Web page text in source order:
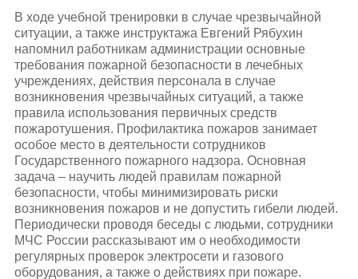
В ходе учебной тренировки в случае чрезвычайной
ситуации, а также инструктажа Евгений Рябухин
напомнил работникам администрации основные
требования пожарной безопасности в лечебных
учреждениях, действия персонала в случае
возникновения чрезвычайных ситуаций, а также
правила использования первичных средств
пожаротушения. Профилактика пожаров занимает
особое место в деятельности сотрудников
Государственного пожарного надзора. Основная
задача – научить людей правилам пожарной
безопасности, чтобы минимизировать риски
возникновения пожаров и не допустить гибели людей.
Периодически проводя беседы с людьми, сотрудники
МЧС России рассказывают им о необходимости
регулярных проверок электросети и газового
оборудования, а также о действиях при пожаре.